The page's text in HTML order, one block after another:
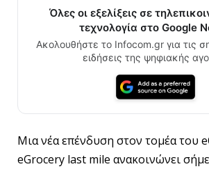
Όλες οι εξελίξεις σε
τεχνολογία στο Google
Ακολουθήστε το Infocom.gr για τις
ειδήσεις της ψηφιακής
Μια νέα επένδυση στον τομέα του
eGrocery last mile ανακοινώνει